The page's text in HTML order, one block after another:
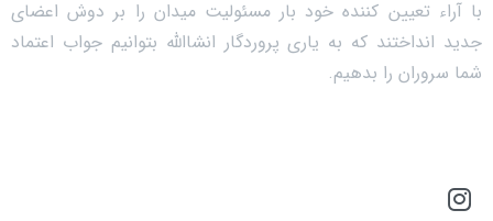
با آراء تعیین کننده خود بار مسئولیت میدان را بر دوش اعضای
جدید انداختند که به یاری پروردگار انشاالله بتوانیم جواب اعتماد
شما سروران را بدهیم.